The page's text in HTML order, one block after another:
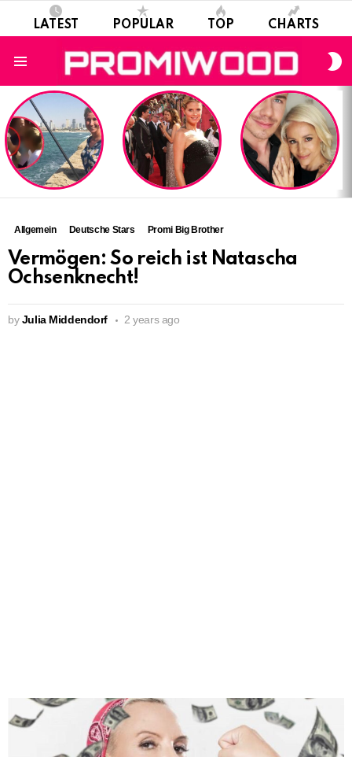
LATEST POPULAR TOP CHARTS
LATEST
STORIES
Allgemein Deutsche Stars Promi Big Brother
Vermögen: So reich ist Natascha
Ochsenknecht!
by Julia Middendorf 2 years ago